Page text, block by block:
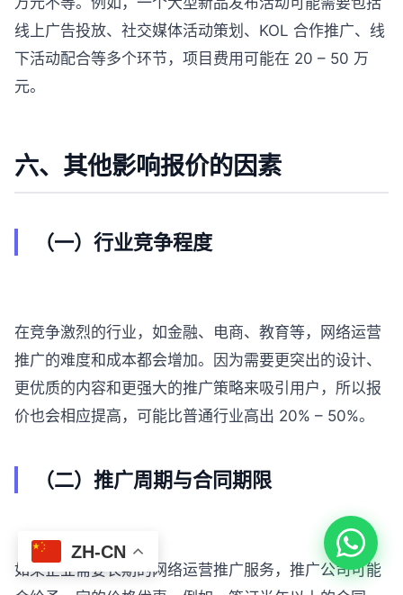
线上广告投放、社交媒体活动策划、KOL 合作推广、线
下活动配合等多个环节，项目费用可能在 20 – 50 万
元。
六、其他影响报价的因素
（一）行业竞争程度
在竞争激烈的行业，如金融、电商、教育等，网络运营
推广的难度和成本都会增加。因为需要更突出的设计、
更优质的内容和更强大的推广策略来吸引用户，所以报
价也会相应提高，可能比普通行业高出 20% – 50%。
（二）推广周期与合同期限
如果企业需要长期的网络运营推广服务，推广公司可能
ZH-CN